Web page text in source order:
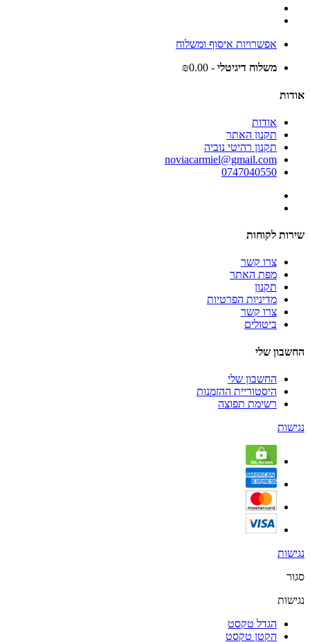
אפשרויות איסוף ומשלוח
משלוח דיגיטלי - ₪0.00
אודות
אודות
תקנון האתר
תקנון רהיטי נוביה
noviacarmiel@gmail.com
0747040550
שירות לקוחות
צרו קשר
מפת האתר
תקנון
מדיניות הפרטיות
צרו קשר
ביטולים
החשבון שלי
החשבון שלי
היסטוריית ההזמנות
רשימת תפוצה
נגישות
נגישות
סגור
נגישות
הגדל טקסט
הקטן טקסט